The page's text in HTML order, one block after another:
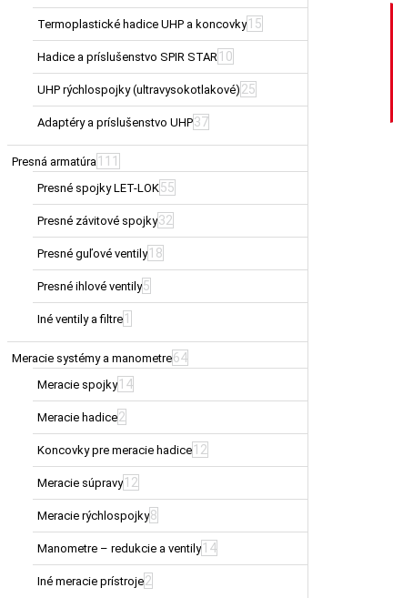
Termoplastické hadice UHP a koncovky 15
Hadice a príslušenstvo SPIR STAR 10
UHP rýchlospojky (ultravysokotlakové) 25
Adaptéry a príslušenstvo UHP37
Presná armatúra 111
Presné spojky LET-LOK55
Presné závitové spojky32
Presné guľové ventily 18
Presné ihlové ventily5
Iné ventily a filtre 1
Meracie systémy a manometre64
Meracie spojky 14
Meracie hadice2
Koncovky pre meracie hadice 12
Meracie súpravy 12
Meracie rýchlospojky8
Manometre – redukcie a ventily 14
Iné meracie prístroje2